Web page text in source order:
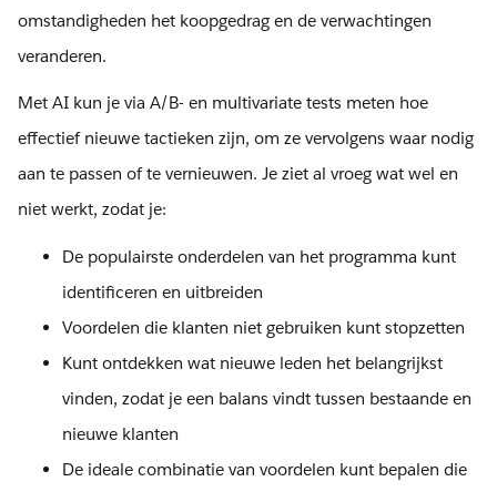
omstandigheden het koopgedrag en de verwachtingen
veranderen.
Met AI kun je via A/B- en multivariate tests meten hoe
effectief nieuwe tactieken zijn, om ze vervolgens waar nodig
aan te passen of te vernieuwen. Je ziet al vroeg wat wel en
niet werkt, zodat je:
De populairste onderdelen van het programma kunt
identificeren en uitbreiden
Voordelen die klanten niet gebruiken kunt stopzetten
Kunt ontdekken wat nieuwe leden het belangrijkst
vinden, zodat je een balans vindt tussen bestaande en
nieuwe klanten
De ideale combinatie van voordelen kunt bepalen die